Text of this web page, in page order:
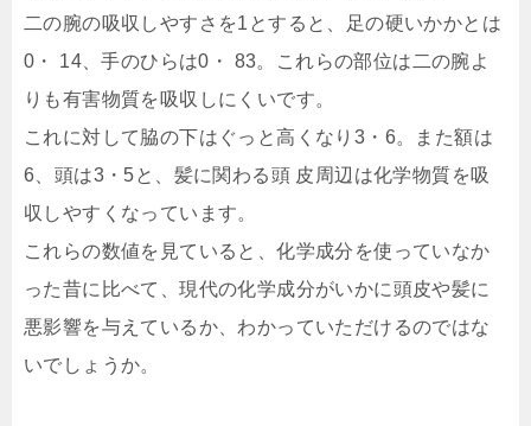
二の腕の吸収しやすさを1とすると、足の硬いかかとは
0・ 14、手のひらは0・ 83。これらの部位は二の腕よ
りも有害物質を吸収しにくいです。
これに対して脇の下はぐっと高くなり3・6。また額は
6、頭は3・5と、髪に関わる頭 皮周辺は化学物質を吸
収しやすくなっています。
これらの数値を見ていると、化学成分を使っていなか
った昔に比べて、現代の化学成分がいかに頭皮や髪に
悪影響を与えているか、わかっていただけるのではな
いでしょうか。